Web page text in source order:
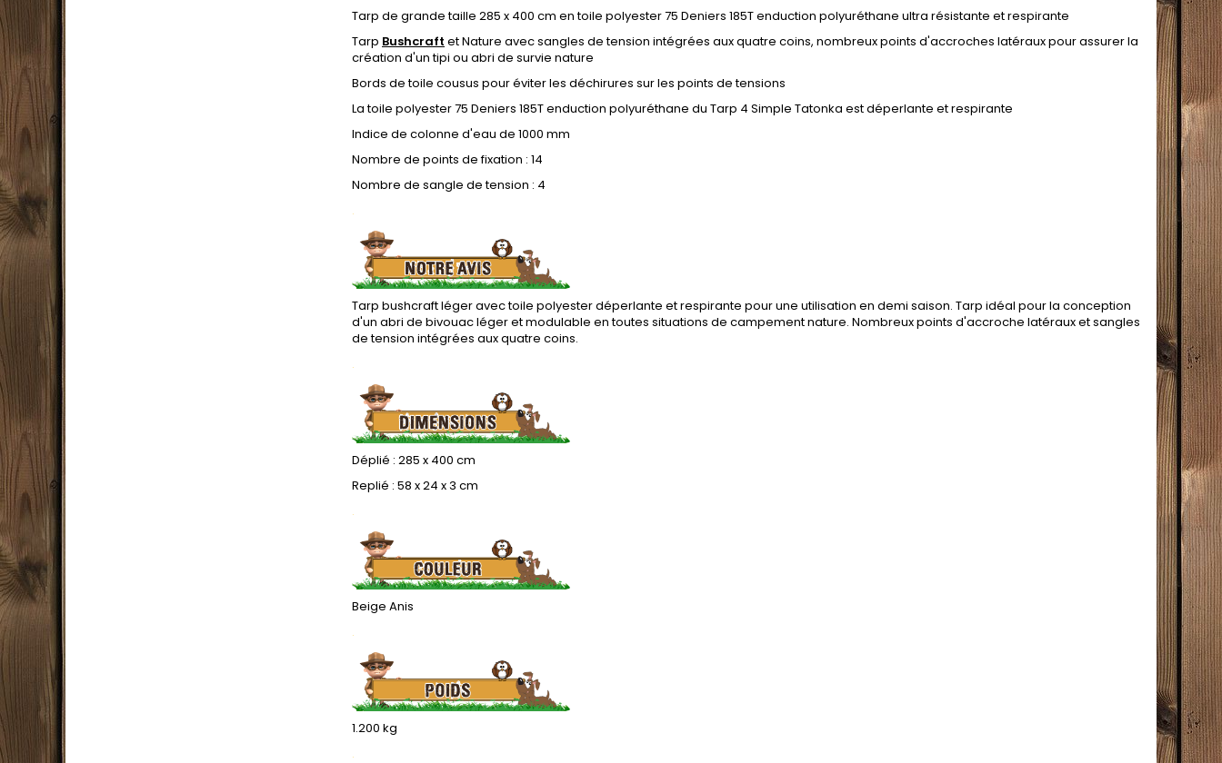
Tarp de grande taille 285 x 400 cm en toile polyester 75 Deniers 185T enduction polyuréthane ultra résistante et respirante
Tarp Bushcraft et Nature avec sangles de tension intégrées aux quatre coins, nombreux points d'accroches latéraux pour assurer la
création d'un tipi ou abri de survie nature
Bords de toile cousus pour éviter les déchirures sur les points de tensions
La toile polyester 75 Deniers 185T enduction polyuréthane du Tarp 4 Simple Tatonka est déperlante et respirante
Indice de colonne d'eau de 1000 mm
Nombre de points de fixation : 14
Nombre de sangle de tension : 4
.
Tarp bushcraft léger avec toile polyester déperlante et respirante pour une utilisation en demi saison. Tarp idéal pour la conception
d'un abri de bivouac léger et modulable en toutes situations de campement nature. Nombreux points d'accroche latéraux et sangles
de tension intégrées aux quatre coins.
.
Déplié : 285 x 400 cm
Replié : 58 x 24 x 3 cm
.
Beige Anis
.
1.200 kg
.